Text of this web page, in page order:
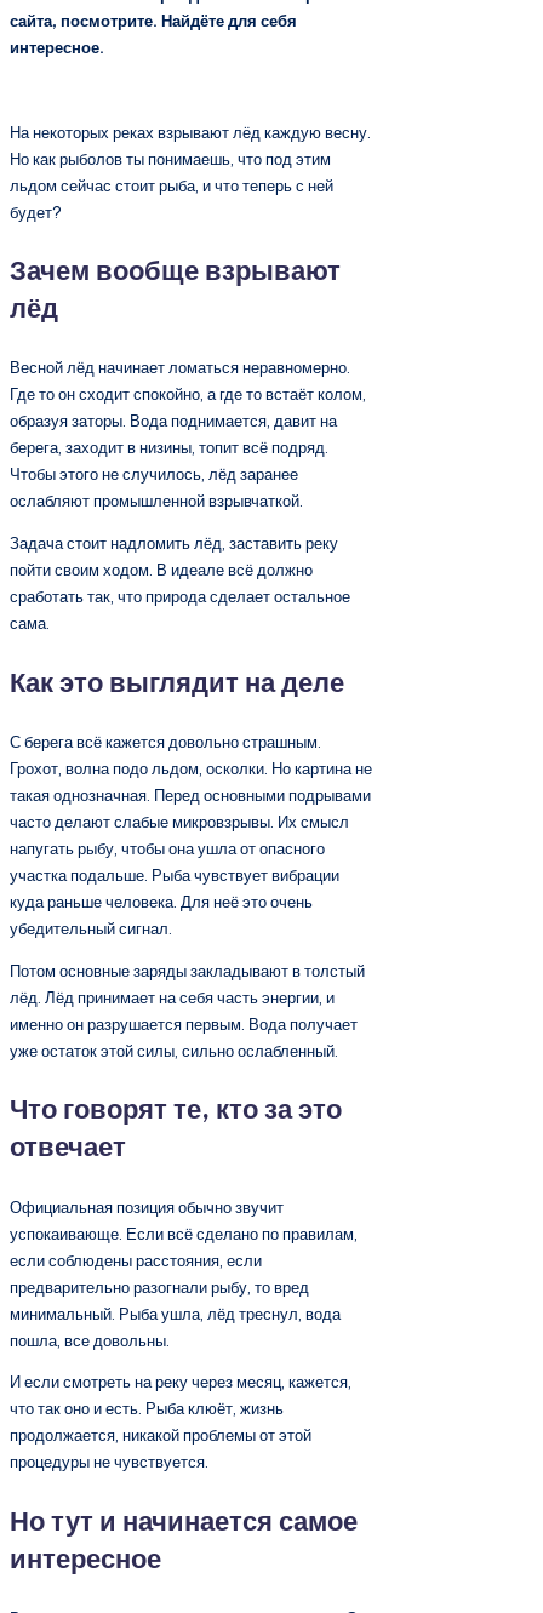
сайта, посмотрите. Найдёте для себя
интересное.
На некоторых реках взрывают лёд каждую весну.
Но как рыболов ты понимаешь, что под этим
льдом сейчас стоит рыба, и что теперь с ней
будет?
Зачем вообще взрывают
лёд
Весной лёд начинает ломаться неравномерно.
Где то он сходит спокойно, а где то встаёт колом,
образуя заторы. Вода поднимается, давит на
берега, заходит в низины, топит всё подряд.
Чтобы этого не случилось, лёд заранее
ослабляют промышленной взрывчаткой.
Задача стоит надломить лёд, заставить реку
пойти своим ходом. В идеале всё должно
сработать так, что природа сделает остальное
сама.
Как это выглядит на деле
С берега всё кажется довольно страшным.
Грохот, волна подо льдом, осколки. Но картина не
такая однозначная. Перед основными подрывами
часто делают слабые микровзрывы. Их смысл
напугать рыбу, чтобы она ушла от опасного
участка подальше. Рыба чувствует вибрации
куда раньше человека. Для неё это очень
убедительный сигнал.
Потом основные заряды закладывают в толстый
лёд. Лёд принимает на себя часть энергии, и
именно он разрушается первым. Вода получает
уже остаток этой силы, сильно ослабленный.
Что говорят те, кто за это
отвечает
Официальная позиция обычно звучит
успокаивающе. Если всё сделано по правилам,
если соблюдены расстояния, если
предварительно разогнали рыбу, то вред
минимальный. Рыба ушла, лёд треснул, вода
пошла, все довольны.
И если смотреть на реку через месяц, кажется,
что так оно и есть. Рыба клюёт, жизнь
продолжается, никакой проблемы от этой
процедуры не чувствуется.
Но тут и начинается самое
интересное